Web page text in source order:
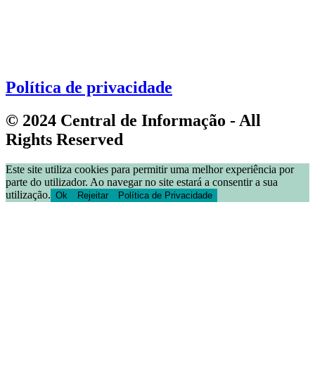
Política de privacidade
© 2024 Central de Informação - All
Rights Reserved
Este site utiliza cookies para permitir uma melhor experiência por
parte do utilizador. Ao navegar no site estará a consentir a sua
utilização. Ok Rejeitar Política de Privacidade